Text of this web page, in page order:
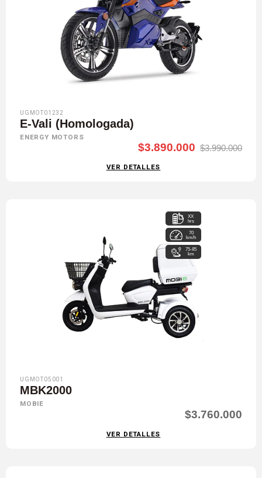
UGMOT01232
E-Vali (Homologada)
ENERGY MOTORS
$3.890.000 $3.990.000
VER DETALLES
XX
hrs
70
km/h
75-85
km
UGMOT05001
MBK2000
MOBIE
$3.760.000
VER DETALLES